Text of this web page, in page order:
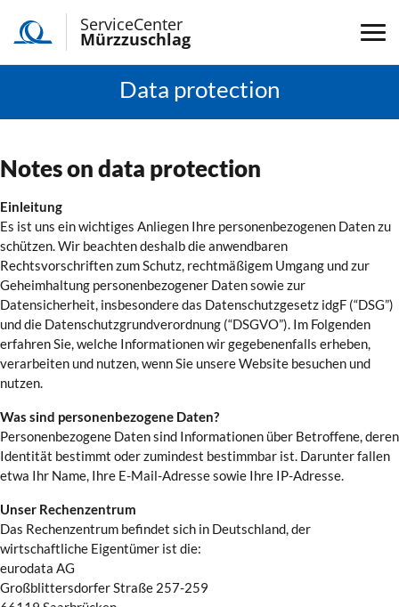
ServiceCenter
Mürzzuschlag
Data protection
Notes on data protection
Einleitung
Es ist uns ein wichtiges Anliegen Ihre personenbezogenen Daten zu
schützen. Wir beachten deshalb die anwendbaren
Rechtsvorschriften zum Schutz, rechtmäßigem Umgang und zur
Geheimhaltung personenbezogener Daten sowie zur
Datensicherheit, insbesondere das Datenschutzgesetz idgF (“DSG”)
und die Datenschutzgrundverordnung (“DSGVO”). Im Folgenden
erfahren Sie, welche Informationen wir gegebenenfalls erheben,
verarbeiten und nutzen, wenn Sie unsere Website besuchen und
nutzen.
Was sind personenbezogene Daten?
Personenbezogene Daten sind Informationen über Betroffene, deren
Identität bestimmt oder zumindest bestimmbar ist. Darunter fallen
etwa Ihr Name, Ihre E-Mail-Adresse sowie Ihre IP-Adresse.
Unser Rechenzentrum
Das Rechenzentrum befindet sich in Deutschland, der
wirtschaftliche Eigentümer ist die:
eurodata AG
Großblittersdorfer Straße 257-259